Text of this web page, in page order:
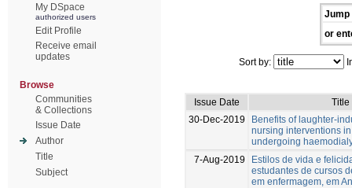
My DSpace
authorized users
Edit Profile
Receive email
updates
Browse
Communities
& Collections
Issue Date
Author
Title
Subject
Jump
or
Sort by:
Issue Date
Title
30-Dec-2019
Benefits of laughter-
nursing interventions
undergoing
7-Aug-2019
Estilos de vida e
estudantes de cursos
em enfermagem, em